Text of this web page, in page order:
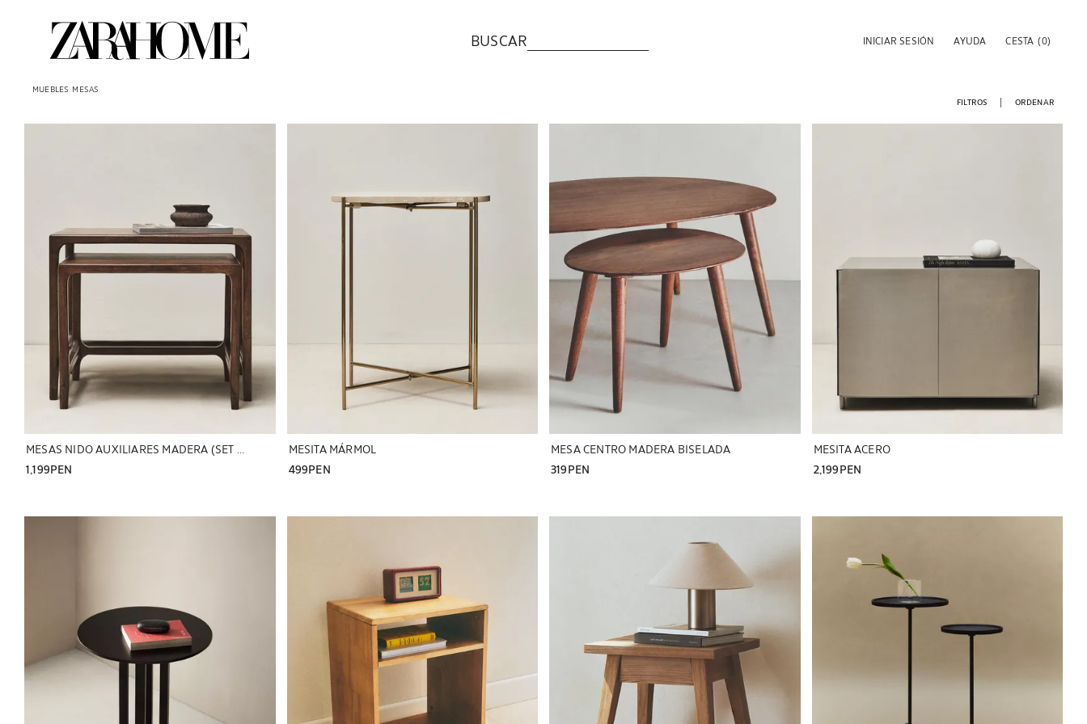
BUSCAR INICIAR SESIÓN AYUDA CESTA (0)
MUEBLES MESAS
FILTROS
ORDENAR
1,199PEN
Imagen cambiada a 1 de 6
MESITA MÁRMOL
499PEN
Imagen cambiada a 1 de 6
MESA CENTRO MADERA BISELADA
319PEN
Imagen cambiada a 1 de 6
MESITA ACERO
2,199PEN
Imagen cambiada a 1 de 5
Imagen cambiada a 1 de 5 Imagen cambiada a 1 de 8 Imagen cambiada a 1 de 7 Imagen cambiada a 1 de 6